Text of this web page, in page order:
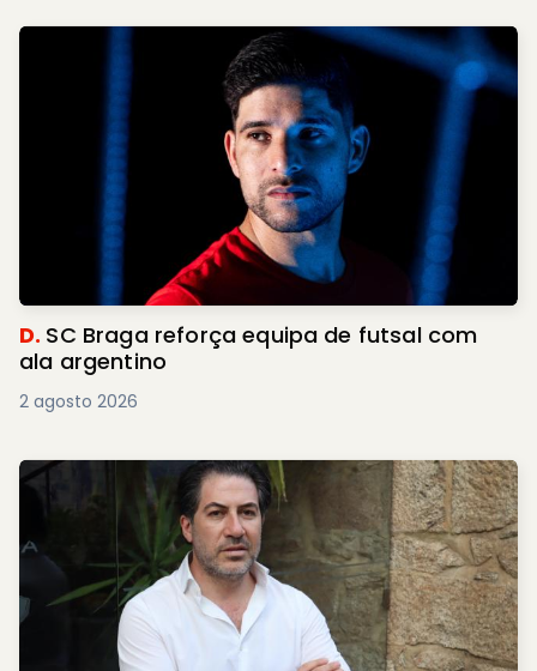
D. SC Braga reforça equipa de futsal com
ala argentino
2 agosto 2026